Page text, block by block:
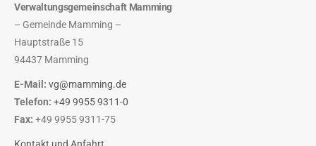
Verwaltungsgemeinschaft Mamming
– Gemeinde Mamming –
Hauptstraße 15
94437 Mamming
E-Mail: vg@mamming.de
Telefon: +49 9955 9311-0
Fax: +49 9955 9311-75